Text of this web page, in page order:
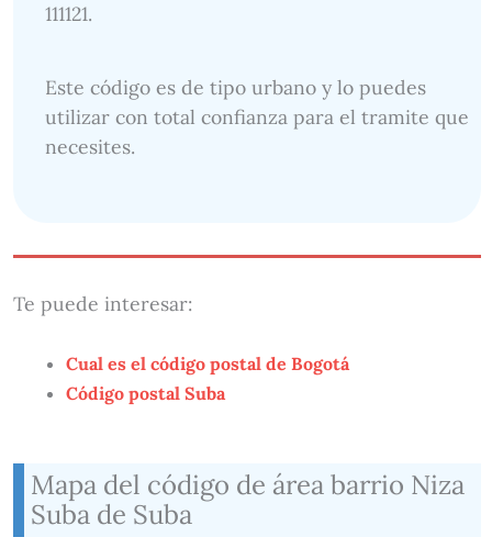
111121.
Este código es de tipo urbano y lo puedes
utilizar con total confianza para el tramite que
necesites.
Te puede interesar:
Cual es el código postal de Bogotá
Código postal Suba
Mapa del código de área barrio Niza
Suba de Suba